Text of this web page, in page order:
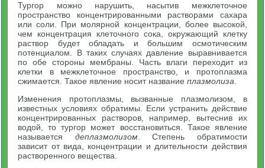
Тургор можно нарушить, насытив межклеточное
пространство концентрированными растворами сахара
или соли. При молярной концентрации, более высокой,
чем концентрация клеточного сока, окружающий клетку
раствор будет обладать и большим осмотическим
потенциалом. В таких случаях давление выравнивается
по обе стороны мембраны. Часть влаги переходит из
клетки в межклеточное пространство, и протоплазма
сжимается. Такое явление носит названиеплазмолиза
Изменения протоплазмы, вызванные плазмолизом, в
известных условиях обратимы. Если устранить действие
концентрированных растворов, например, вытеснив их
водой, то тургор может восстановиться. Такое явление
называется деплазмолизом. Степень обратимости
зависит от вида, концентрации и длительности действия
растворенного вещества.